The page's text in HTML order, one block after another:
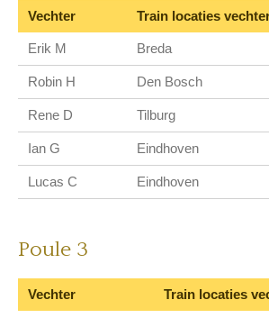
Vechter Train locaties
Erik M Breda
Robin H Den Bosch
Rene D Tilburg
Ian G Eindhoven
Lucas C Eindhoven
Poule 3
Vechter Train locaties